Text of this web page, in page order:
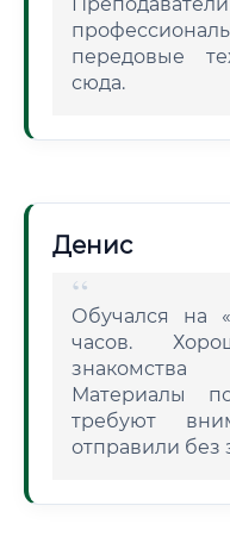
передовые
сюда.
Денис
Обучался на
часов.
Материалы
требуют
отправили без